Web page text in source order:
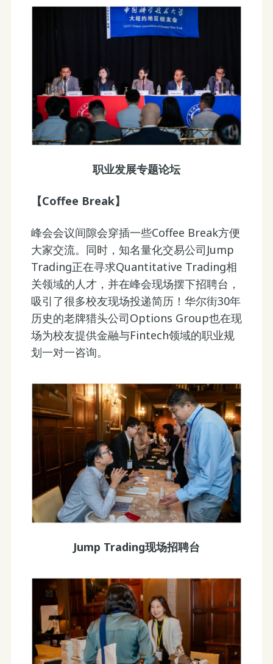
职业发展专题论坛
【Coffee Break】
峰会会议间隙会穿插一些Coffee Break方便
大家交流。同时，知名量化交易公司Jump
Trading正在寻求Quantitative Trading相
关领域的人才，并在峰会现场摆下招聘台，
吸引了很多校友现场投递简历！华尔街30年
历史的老牌猎头公司Options Group也在现
场为校友提供金融与Fintech领域的职业规
划一对一咨询。
Jump Trading现场招聘台